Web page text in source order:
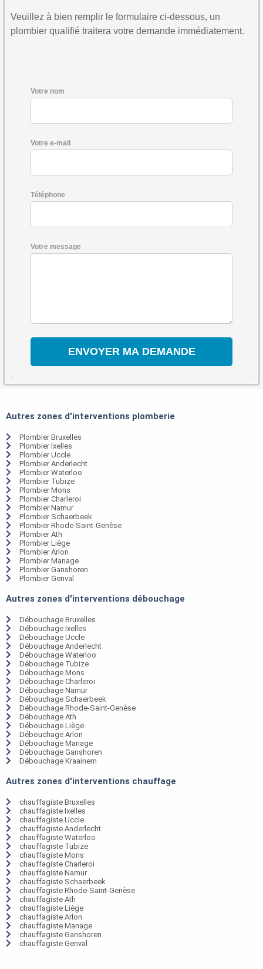
Veuillez à bien remplir le formulaire ci-dessous, un
plombier qualifié traitera votre demande immédiatement.
Votre nom
Votre e-mail
Téléphone
Votre message
Autres zones d'interventions plomberie
Plombier Bruxelles
Plombier Ixelles
Plombier Uccle
Plombier Anderlecht
Plombier Waterloo
Plombier Tubize
Plombier Mons
Plombier Charleroi
Plombier Namur
Plombier Schaerbeek
Plombier Rhode-Saint-Genèse
Plombier Ath
Plombier Liège
Plombier Arlon
Plombier Manage
Plombier Ganshoren
Plombier Genval
Autres zones d'interventions débouchage
Débouchage Bruxelles
Débouchage Ixelles
Débouchage Uccle
Débouchage Anderlecht
Débouchage Waterloo
Débouchage Tubize
Débouchage Mons
Débouchage Charleroi
Débouchage Namur
Débouchage Schaerbeek
Débouchage Rhode-Saint-Genèse
Débouchage Ath
Débouchage Liège
Débouchage Arlon
Débouchage Manage
Débouchage Ganshoren
Débouchage Kraainem
Autres zones d'interventions chauffage
chauffagiste Bruxelles
chauffagiste Ixelles
chauffagiste Uccle
chauffagiste Anderlecht
chauffagiste Waterloo
chauffagiste Tubize
chauffagiste Mons
chauffagiste Charleroi
chauffagiste Namur
chauffagiste Schaerbeek
chauffagiste Rhode-Saint-Genèse
chauffagiste Ath
chauffagiste Liège
chauffagiste Arlon
chauffagiste Manage
chauffagiste Ganshoren
chauffagiste Genval